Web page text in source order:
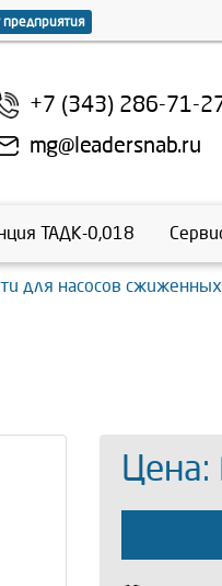
предприятия
+7 (343) 286-71-
mg@leadersnab.ru
ТАДК-0,018
для насосов
Цена: